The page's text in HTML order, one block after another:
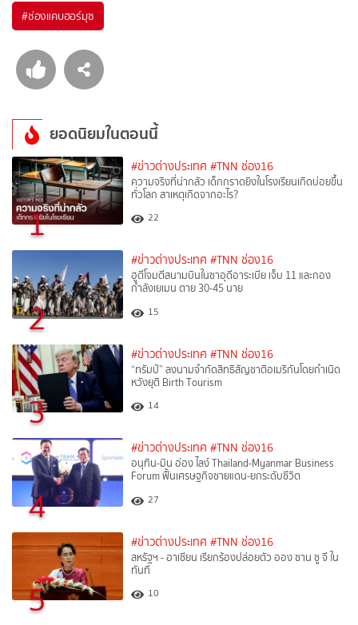
#ช่องแคบฮอร์มุซ
ยอดนิยมในตอนนี้
1
#ข่าวต่างประเทศ #TNN ช่อง16
ความจริงที่น่ากลัว เด็กกราดยิงในโรงเรียนเกิดบ่อยขึ้น
ทั่วโลก สาเหตุเกิดจากอะไร?
22
2
#ข่าวต่างประเทศ #TNN ช่อง16
ฮูตีโจมตีสนามบินในซาอุดีอาระเบีย เจ็บ 11 และกอง
กำลังเยเมน ตาย 30-45 นาย
15
3
#ข่าวต่างประเทศ #TNN ช่อง16
“ทรัมป์” ลงนามจำกัดสิทธิสัญชาติอเมริกันโดยกำเนิด
หวังยุติ Birth Tourism
14
4
#ข่าวต่างประเทศ #TNN ช่อง16
อนุทิน-มิน อ่อง ไลง์ Thailand-Myanmar Business
Forum ฟื้นเศรษฐกิจชายแดน-ยกระดับชีวิต
27
5
#ข่าวต่างประเทศ #TNN ช่อง16
สหรัฐฯ - อาเซียน เรียกร้องปล่อยตัว ออง ซาน ซู จี ใน
ทันที
10